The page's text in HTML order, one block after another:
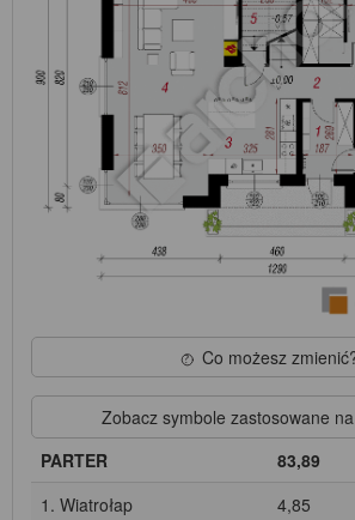
Co możesz
Zobacz symbole zastosowane
PARTER
83,89
1. Wiatrołap
4,85